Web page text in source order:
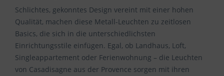
Schlichtes, gekonntes Design vereint mit einer hohen
Qualität, machen diese Metall-Leuchten zu zeitlosen
Basics, die sich in die unterschiedlichsten
Einrichtungsstile einfügen. Egal, ob Landhaus, Loft,
Singleappartement oder Ferienwohnung – die Leuchten
von Casadisagne aus der Provence sorgen mit ihren